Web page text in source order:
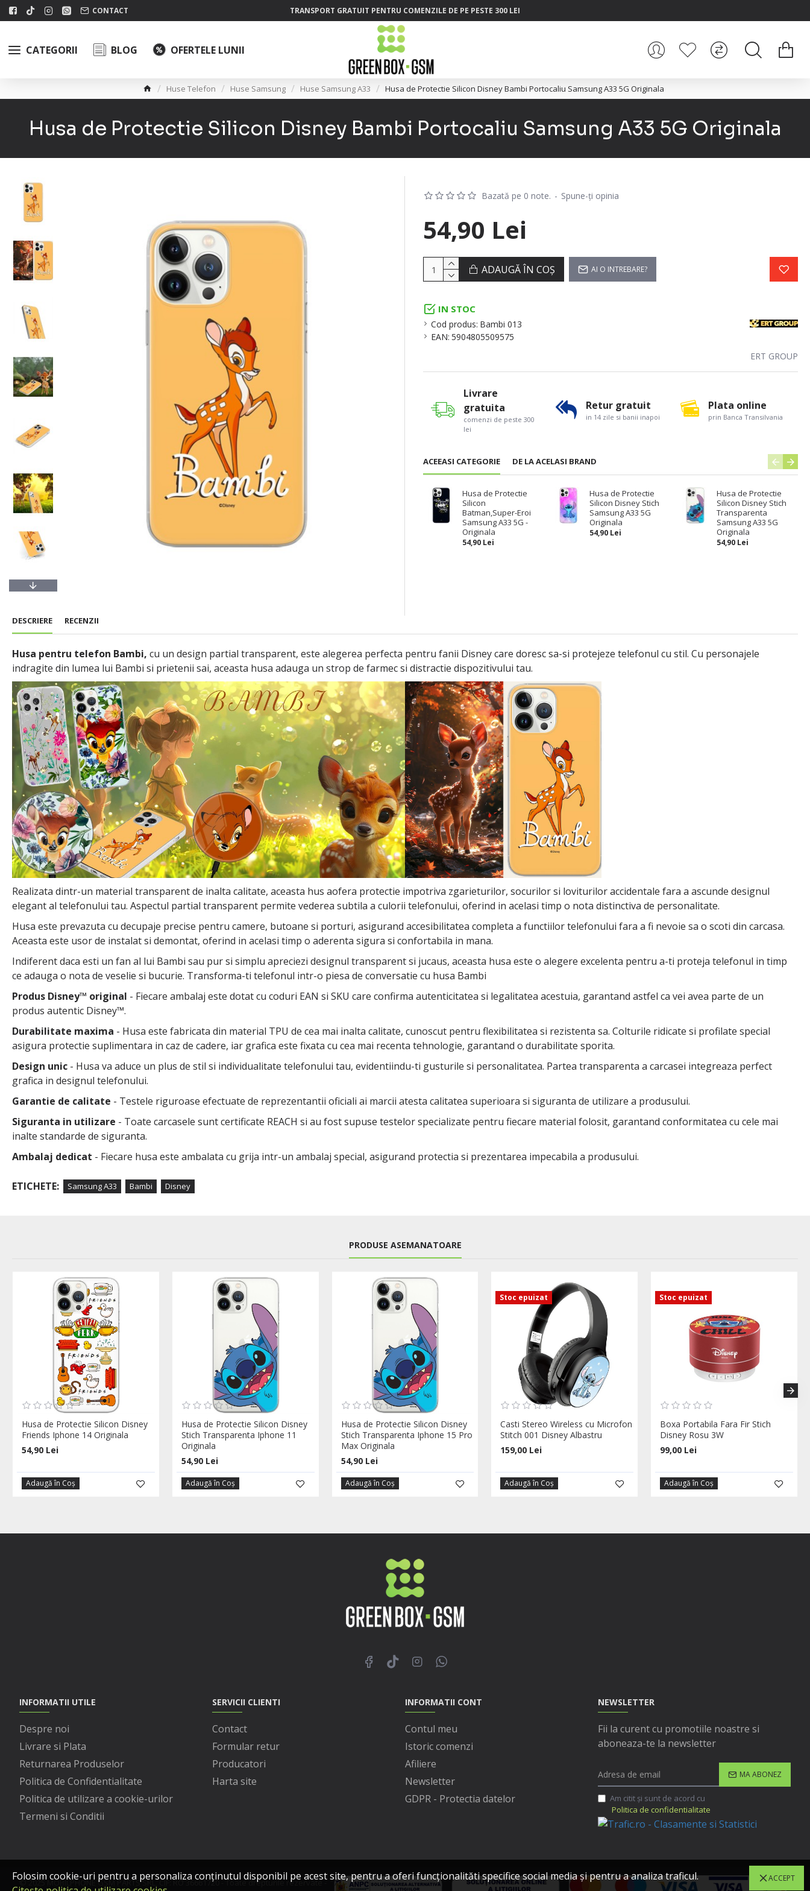
CONTACT TRANSPORT GRATUIT PENTRU COMENZILE DE PE PESTE 300 LEI
CATEGORII BLOG OFERTELE LUNII
Huse Telefon Huse Samsung Huse Samsung A33 Husa de Protectie Silicon Disney Bambi Portocaliu Samsung A33 5G Originala
Husa de Protectie Silicon Disney Bambi Portocaliu Samsung A33 5G Originala
IN STOC
Cod produs: Bambi 013
EAN: 5904805509575
ERT GROUP
Bazată pe 0 note. - Spune-ţi opinia
54,90 Lei
ADAUGĂ ÎN COŞ AI O INTREBARE?
ACEEASI CATEGORIE DE LA ACELASI BRAND
Husa de Protectie
Silicon
Batman,Super-Eroi
Samsung A33 5G -
Originala
54,90 Lei
Husa de Protectie
Silicon Disney Stich
Samsung A33 5G
Originala
54,90 Lei
Husa de Protectie
Silicon Disney Stich
Transparenta
Samsung A33 5G
Originala
54,90 Lei
Livrare
gratuita
comenzi de peste 300
lei
Retur gratuit
in 14 zile si banii inapoi
Plata online
prin Banca Transilvania
DESCRIERE RECENZII
Husa pentru telefon Bambi, cu un design partial transparent, este alegerea perfecta pentru fanii Disney care doresc sa-si protejeze telefonul cu stil. Cu personajele
indragite din lumea lui Bambi si prietenii sai, aceasta husa adauga un strop de farmec si distractie dispozitivului tau.
Realizata dintr-un material transparent de inalta calitate, aceasta hus aofera protectie impotriva zgarieturilor, socurilor si loviturilor accidentale fara a ascunde designul
elegant al telefonului tau. Aspectul partial transparent permite vederea subtila a culorii telefonului, oferind in acelasi timp o nota distinctiva de personalitate.
Husa este prevazuta cu decupaje precise pentru camere, butoane si porturi, asigurand accesibilitatea completa a functiilor telefonului fara a fi nevoie sa o scoti din carcasa.
Aceasta este usor de instalat si demontat, oferind in acelasi timp o aderenta sigura si confortabila in mana.
Indiferent daca esti un fan al lui Bambi sau pur si simplu apreciezi designul transparent si jucaus, aceasta husa este o alegere excelenta pentru a-ti proteja telefonul in timp
ce adauga o nota de veselie si bucurie. Transforma-ti telefonul intr-o piesa de conversatie cu husa Bambi
Produs Disney™ original - Fiecare ambalaj este dotat cu coduri EAN si SKU care confirma autenticitatea si legalitatea acestuia, garantand astfel ca vei avea parte de un
produs autentic Disney™.
Durabilitate maxima - Husa este fabricata din material TPU de cea mai inalta calitate, cunoscut pentru flexibilitatea si rezistenta sa. Colturile ridicate si profilate special
asigura protectie suplimentara in caz de cadere, iar grafica este fixata cu cea mai recenta tehnologie, garantand o durabilitate sporita.
Design unic - Husa va aduce un plus de stil si individualitate telefonului tau, evidentiindu-ti gusturile si personalitatea. Partea transparenta a carcasei integreaza perfect
grafica in designul telefonului.
Garantie de calitate - Testele riguroase efectuate de reprezentantii oficiali ai marcii atesta calitatea superioara si siguranta de utilizare a produsului.
Siguranta in utilizare - Toate carcasele sunt certificate REACH si au fost supuse testelor specializate pentru fiecare material folosit, garantand conformitatea cu cele mai
inalte standarde de siguranta.
Ambalaj dedicat - Fiecare husa este ambalata cu grija intr-un ambalaj special, asigurand protectia si prezentarea impecabila a produsului.
ETICHETE: Samsung A33 Bambi Disney
PRODUSE ASEMANATOARE
Husa de Protectie Silicon Disney
Friends Iphone 14 Originala
54,90 Lei
Adaugă în Coş
Husa de Protectie Silicon Disney
Stich Transparenta Iphone 11
Originala
54,90 Lei
Adaugă în Coş
Husa de Protectie Silicon Disney
Stich Transparenta Iphone 15 Pro
Max Originala
54,90 Lei
Adaugă în Coş
Stoc epuizat
Casti Stereo Wireless cu Microfon
Stitch 001 Disney Albastru
159,00 Lei
Adaugă în Coş
Stoc epuizat
Boxa Portabila Fara Fir Stich
Disney Rosu 3W
99,00 Lei
Adaugă în Coş
INFORMATII UTILE
Despre noi
Livrare si Plata
Returnarea Produselor
Politica de Confidentialitate
Politica de utilizare a cookie-urilor
Termeni si Conditii
SERVICII CLIENTI
Contact
Formular retur
Producatori
Harta site
INFORMATII CONT
Contul meu
Istoric comenzi
Afiliere
Newsletter
GDPR - Protectia datelor
NEWSLETTER
Fii la curent cu promotiile noastre si
aboneaza-te la newsletter
MA ABONEZ
Am citit şi sunt de acord cu
Politica de confidentialitate
© 2025 MOBILPHONE GSM PARTS SRL, CIF: RO 36661720 - Toate drepturile rezervate -
ACCEPT
Folosim cookie-uri pentru a personaliza conținutul disponibil pe acest site, pentru a oferi funcționalităti specifice social media și pentru a analiza traficul.